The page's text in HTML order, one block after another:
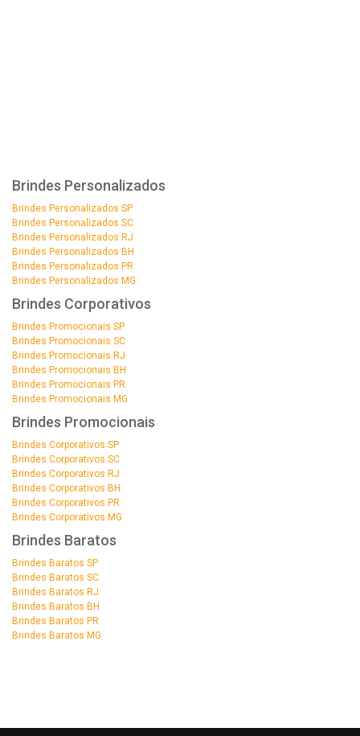
Brindes Personalizados
Brindes Personalizados SP
Brindes Personalizados SC
Brindes Personalizados RJ
Brindes Personalizados BH
Brindes Personalizados PR
Brindes Personalizados MG
Brindes Corporativos
Brindes Promocionais SP
Brindes Promocionais SC
Brindes Promocionais RJ
Brindes Promocionais BH
Brindes Promocionais PR
Brindes Promocionais MG
Brindes Promocionais
Brindes Corporativos SP
Brindes Corporativos SC
Brindes Corporativos RJ
Brindes Corporativos BH
Brindes Corporativos PR
Brindes Corporativos MG
Brindes Baratos
Brindes Baratos SP
Brindes Baratos SC
Brindes Baratos RJ
Brindes Baratos BH
Brindes Baratos PR
Brindes Baratos MG